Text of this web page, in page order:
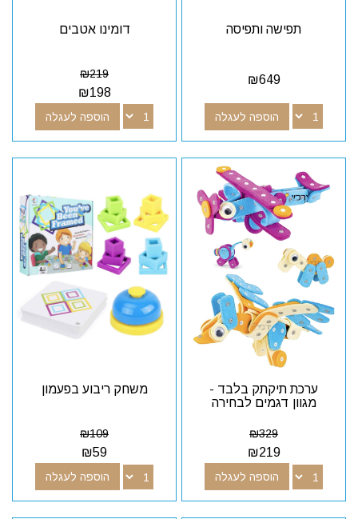
תפישה ותפיסה
₪649
הוספה לעגלה
דומינו אטבים
₪219
₪198
הוספה לעגלה
ערכת תיקתק בלבד -
מגוון דגמים לבחירה
₪329
₪219
הוספה לעגלה
משחק ריבוע בפעמון
₪109
₪59
הוספה לעגלה